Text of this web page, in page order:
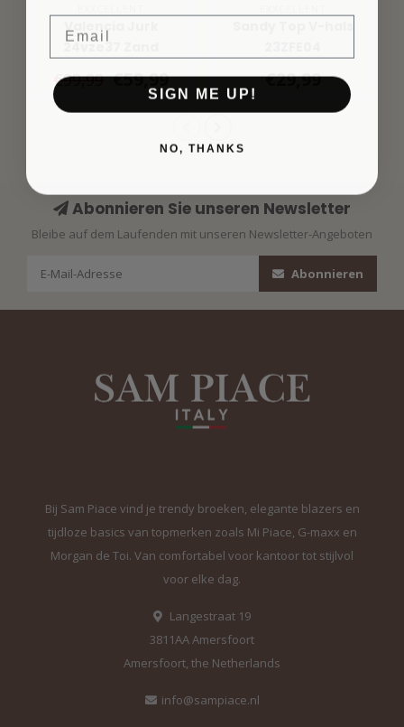
Valencia Jurk
24vze37 Zand
€99,99 €59,99 €29,99
Abonnieren Sie unseren Newsletter
Bleibe auf dem Laufenden mit unseren Newsletter-Angeboten
Abonnieren
Bij Sam Piace vind je trendy broeken, elegante blazers en
tijdloze basics van topmerken zoals Mi Piace, G-maxx en
Morgan de Toi. Van comfortabel voor kantoor tot stijlvol
voor elke dag.
Langestraat 19
3811AA Amersfoort
Amersfoort, the Netherlands
info@sampiace.nl
Email
SIGN ME UP!
NO, THANKS